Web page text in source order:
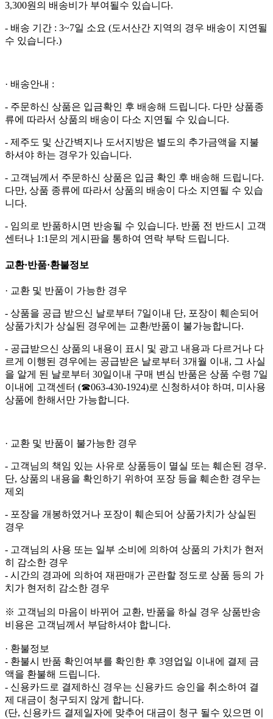
3,300원의 배송비가 부여될수 있습니다.
- 배송 기간 : 3~7일 소요 (도서산간 지역의 경우 배송이 지연될
수 있습니다.)
· 배송안내 :
- 주문하신 상품은 입금확인 후 배송해 드립니다. 다만 상품종
류에 따라서 상품의 배송이 다소 지연될 수 있습니다.
- 제주도 및 산간벽지나 도서지방은 별도의 추가금액을 지불
하셔야 하는 경우가 있습니다.
- 고객님께서 주문하신 상품은 입금 확인 후 배송해 드립니다.
다만, 상품 종류에 따라서 상품의 배송이 다소 지연될 수 있습
니다.
- 임의로 반품하시면 반송될 수 있습니다. 반품 전 반드시 고객
센터나 1:1문의 게시판을 통하여 연락 부탁 드립니다.
교환·반품·환불정보
· 교환 및 반품이 가능한 경우
- 상품을 공급 받으신 날로부터 7일이내 단, 포장이 훼손되어
상품가치가 상실된 경우에는 교환/반품이 불가능합니다.
- 공급받으신 상품의 내용이 표시 및 광고 내용과 다르거나 다
르게 이행된 경우에는 공급받은 날로부터 3개월 이내, 그 사실
을 알게 된 날로부터 30일이내 구매 변심 반품은 상품 수령 7일
이내에 고객센터 (☎063-430-1924)로 신청하셔야 하며, 미사용
상품에 한해서만 가능합니다.
· 교환 및 반품이 불가능한 경우
- 고객님의 책임 있는 사유로 상품등이 멸실 또는 훼손된 경우.
단, 상품의 내용을 확인하기 위하여 포장 등을 훼손한 경우는
제외
- 포장을 개봉하였거나 포장이 훼손되어 상품가치가 상실된
경우
- 고객님의 사용 또는 일부 소비에 의하여 상품의 가치가 현저
히 감소한 경우
- 시간의 경과에 의하여 재판매가 곤란할 정도로 상품 등의 가
치가 현저히 감소한 경우
※ 고객님의 마음이 바뀌어 교환, 반품을 하실 경우 상품반송
비용은 고객님께서 부담하셔야 합니다.
· 환불정보
- 환불시 반품 확인여부를 확인한 후 3영업일 이내에 결제 금
액을 환불해 드립니다.
- 신용카드로 결제하신 경우는 신용카드 승인을 취소하여 결
제 대금이 청구되지 않게 합니다.
(단, 신용카드 결제일자에 맞추어 대금이 청구 될수 있으면 이